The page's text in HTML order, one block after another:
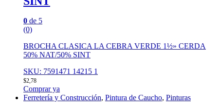
0 de 5
(0)
BROCHA CLASICA LA CEBRA VERDE 1½» CERDA
50% NAT/50% SINT
SKU: 7591471 14215 1
$2,78
Comprar ya
Ferretería y Construcción, Pintura de Caucho, Pinturas